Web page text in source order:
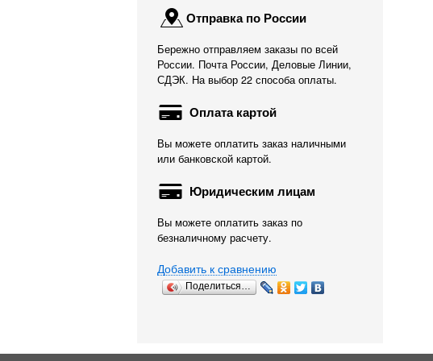
Отправка по России
Бережно отправляем заказы по всей
России. Почта России, Деловые Линии,
СДЭК. На выбор 22 способа оплаты.
Оплата картой
Вы можете оплатить заказ наличными
или банковской картой.
Юридическим лицам
Вы можете оплатить заказ по
безналичному расчету.
Добавить к сравнению
Поделиться…